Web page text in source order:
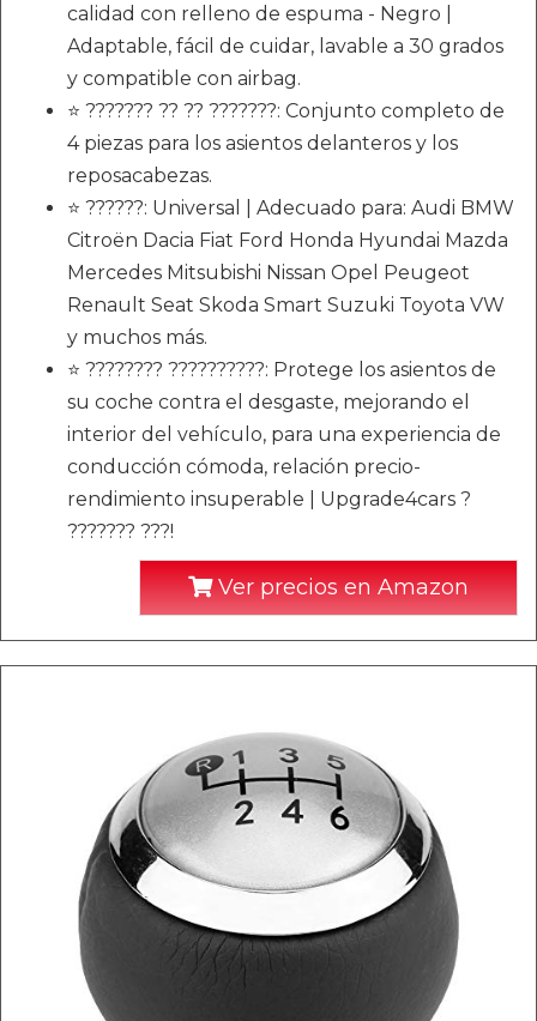
calidad con relleno de espuma - Negro |
Adaptable, fácil de cuidar, lavable a 30 grados
y compatible con airbag.
⭐️ ??????? ?? ?? ???????: Conjunto completo de
4 piezas para los asientos delanteros y los
reposacabezas.
⭐️ ??????: Universal | Adecuado para: Audi BMW
Citroën Dacia Fiat Ford Honda Hyundai Mazda
Mercedes Mitsubishi Nissan Opel Peugeot
Renault Seat Skoda Smart Suzuki Toyota VW
y muchos más.
⭐️ ???????? ??????????: Protege los asientos de
su coche contra el desgaste, mejorando el
interior del vehículo, para una experiencia de
conducción cómoda, relación precio-
rendimiento insuperable | Upgrade4cars ?
??????? ???!
Ver precios en Amazon